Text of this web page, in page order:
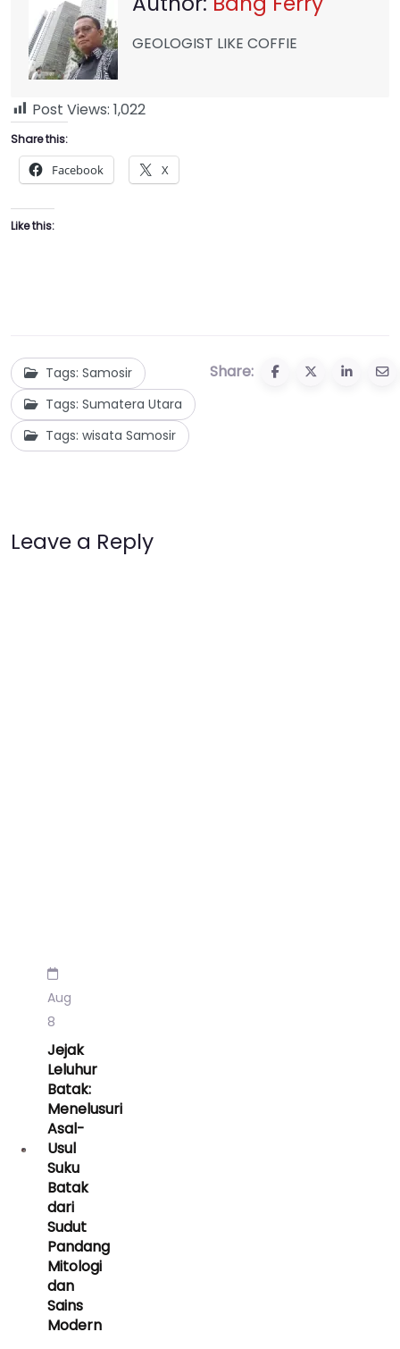
GEOLOGIST LIKE COFFIE
Post Views: 1,022
Share this:
Facebook X
Like this:
Tags: Samosir
Tags: Sumatera Utara
Tags: wisata Samosir
Share:
Leave a Reply
Aug
8
Jejak
Leluhur
Batak:
Menelusuri
Asal-
Usul
Suku
Batak
dari
Sudut
Pandang
Mitologi
dan
Sains
Modern